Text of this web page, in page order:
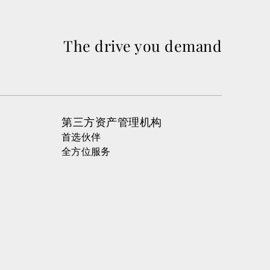
The drive you demand
第三方资产管理机构
首选伙伴
全方位服务